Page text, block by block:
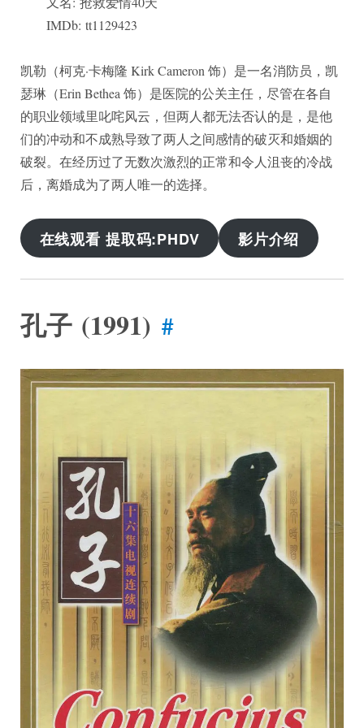
IMDb: tt1129423
凯勒（柯克·卡梅隆 Kirk Cameron 饰）是一名消防员，凯
瑟琳（Erin Bethea 饰）是医院的公关主任，尽管在各自
的职业领域里叱咤风云，但两人都无法否认的是，是他
们的冲动和不成熟导致了两人之间感情的破灭和婚姻的
破裂。在经历过了无数次激烈的正常和令人沮丧的冷战
后，离婚成为了两人唯一的选择。
在线观看 提取码:PHDV 影片介绍
孔子 (1991) #